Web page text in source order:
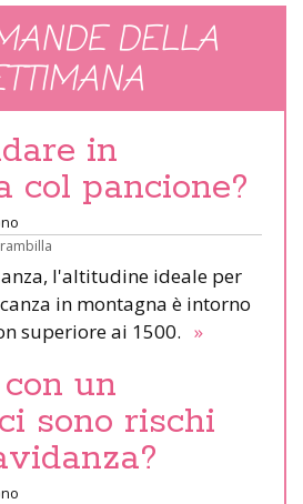
DELLA
in
col pancione?
l'altitudine ideale per
in montagna è intorno
superiore ai 1500. »
un
sono rischi